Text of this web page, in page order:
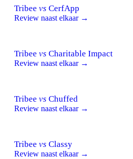
Tribee vs CerfApp
Review naast elkaar →
Tribee vs Charitable Impact
Review naast elkaar →
Tribee vs Chuffed
Review naast elkaar →
Tribee vs Classy
Review naast elkaar →